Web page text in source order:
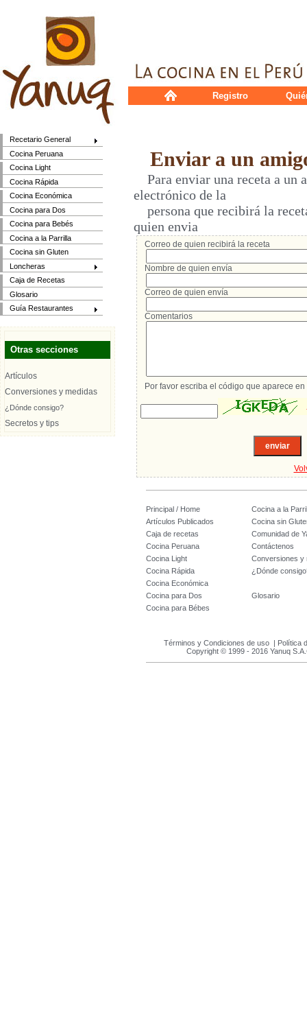
Recetario General
Cocina Peruana
Cocina Light
Cocina Rápida
Cocina Económica
Cocina para Dos
Cocina para Bebés
Cocina a la Parrilla
Cocina sin Gluten
Loncheras
Caja de Recetas
Glosario
Guía Restaurantes
Otras secciones
Artículos
Conversiones y medidas
¿Dónde consigo?
Secretos y tips
Registro
Enviar a un
Para enviar una receta a un
electrónico de la
persona que recibirá la
quien envia
Correo de quien recibirá la receta
Nombre de quien envía
Correo de quien envía
Comentarios
Por favor escriba el código que aparece en
Principal / Home
Cocina a la
Artículos Publicados
Cocina sin
Caja de recetas
Comunidad de
Cocina Peruana
Contáctenos
Cocina Light
Conversiones y
Cocina Rápida
¿Dónde
Cocina Económica
Cocina para Dos
Glosario
Cocina para Bébes
Términos y Condiciones de uso| Política
Copyright © 1999 - 2016 Yanuq